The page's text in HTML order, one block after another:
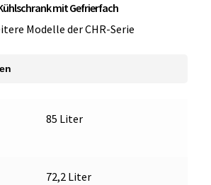
mit Gefrierfach
Modelle der CHR-Serie
85 Liter
72,2 Liter